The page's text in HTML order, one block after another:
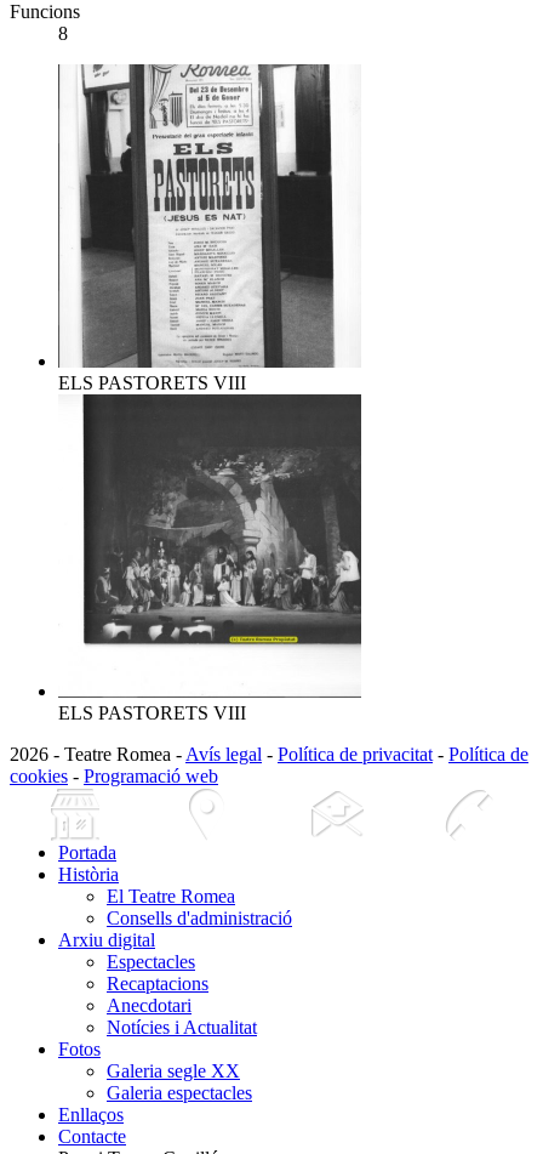
Funcions
8
ELS PASTORETS VIII
ELS PASTORETS VIII
2026 - Teatre Romea - Avís legal - Política de privacitat - Política de
cookies - Programació web
Portada
Història
El Teatre Romea
Consells d'administració
Arxiu digital
Espectacles
Recaptacions
Anecdotari
Notícies i Actualitat
Fotos
Galeria segle XX
Galeria espectacles
Enllaços
Contacte